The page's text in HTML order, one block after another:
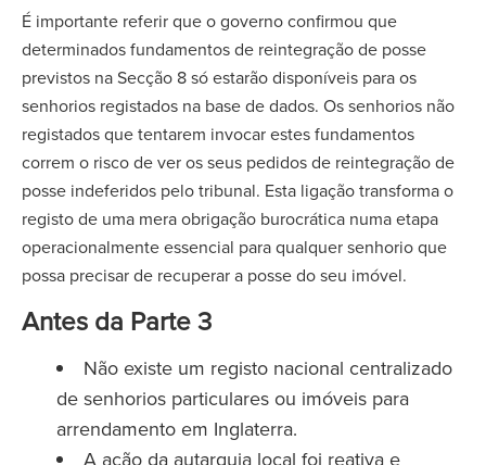
É importante referir que o governo confirmou que
determinados fundamentos de reintegração de posse
previstos na Secção 8 só estarão disponíveis para os
senhorios registados na base de dados. Os senhorios não
registados que tentarem invocar estes fundamentos
correm o risco de ver os seus pedidos de reintegração de
posse indeferidos pelo tribunal. Esta ligação transforma o
registo de uma mera obrigação burocrática numa etapa
operacionalmente essencial para qualquer senhorio que
possa precisar de recuperar a posse do seu imóvel.
Antes da Parte 3
Não existe um registo nacional centralizado
de senhorios particulares ou imóveis para
arrendamento em Inglaterra.
A ação da autarquia local foi reativa e